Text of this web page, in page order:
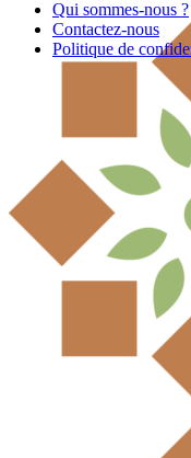
Qui sommes-nous ?
Contactez-nous
Politique de